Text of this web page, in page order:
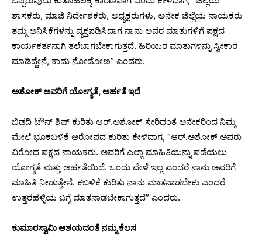
ಶಾಸಕರು, ಮಾಜಿ ನಿರ್ದೇಶಕರು, ಅಧ್ಯಕ್ಷರುಗಳು, ಅನೇಕ‌ ಜಿಲ್ಲೆಯ ನಾಯಕರು
ತಮ್ಮ ಅನಿಸಿಕೆಗಳನ್ನು ವ್ಯಕ್ತಪಡಿಸಿದಾಗ ನಾನು ಅವರ ಮಾತುಗಳಿಗೆ ಪಕ್ಷದ
ಕಾರ್ಯಕರ್ತನಾಗಿ ತಲೆಬಾಗಬೇಕಾಗುತ್ತದೆ. ಹಿರಿಯರ ಮಾತುಗಳನ್ನು ಸ್ವೀಕಾರ
ಮಾಡಿದ್ದೇನೆ, ಕಾದು ನೋಡೋಣ” ಎಂದರು.
ಅಶೋಕ್ ಅವರಿಗೆ ಯೋಗ್ಯತೆ, ಅರ್ಹತೆ ಇದೆ
ಬಿಡದಿ ಟೌನ್ ಶಿಪ್ ಕುರಿತು ಆರ್.ಅಶೋಕ್ ಸೇರಿದಂತೆ ಅನೇಕರಿಂದ ನಿಮ್ಮ
ಮೇಲೆ ಭೂಕಬಳಿಕೆ ಆರೋಪದ ಕುರಿತು ಕೇಳಿದಾಗ, “ಆರ್.ಅಶೋಕ್ ಅವರು
ವಿರೋಧ ಪಕ್ಷದ ನಾಯಕರು. ಅವರಿಗೆ ಎಲ್ಲಾ ಮಾಹಿತಿಯನ್ನು ಪಡೆಯಲು
ಯೋಗ್ಯತೆ ಮತ್ತು ಅರ್ಹತೆಯಿದೆ. ಒಂದು ವೇಳೆ ಇಲ್ಲ ಎಂದರೆ ನಾನು ಅವರಿಗೆ
ಮಾಹಿತಿ ನೀಡುತ್ತೇನೆ. ಕಬಳಿಕೆ ಕುರಿತು ನಾನು ಮಾತನಾಡಬೇಕು ಎಂದರೆ
ಉತ್ತರಹಳ್ಳಿಯ ಬಗ್ಗೆ ಮಾತನಾಡಬೇಕಾಗುತ್ತದೆ” ಎಂದರು.
ಕುಮಾರಸ್ವಾಮಿ ಆಶಯದಂತೆ ನಮ್ಮ ಕೆಲಸ